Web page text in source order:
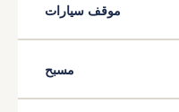
موقف سيارات
مسبح